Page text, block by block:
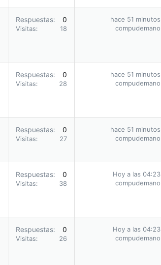
Respuestas 0
Visitas 18
hace 51 minutos
compudemano
Respuestas 0
Visitas 28
hace 51 minutos
compudemano
Respuestas 0
Visitas 27
hace 51 minutos
compudemano
Respuestas 0
Visitas 38
Hoy a las 04:23
compudemano
Respuestas 0
Visitas 26
Hoy a las 04:23
compudemano